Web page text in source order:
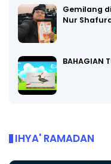
Gemilang
Nur
BAHAGIAN
IHYA' RAMADAN